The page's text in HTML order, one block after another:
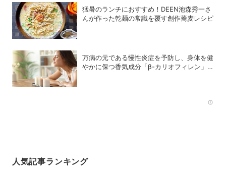
猛暑のランチにおすすめ！DEEN池森秀一さ
んが作った乾麺の常識を覆す創作蕎麦レシピ
万病の元である慢性炎症を予防し、身体を健
やかに保つ香気成分「β-カリオフィレン」
人気記事ランキング